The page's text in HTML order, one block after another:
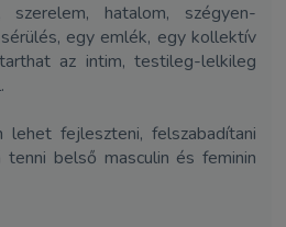
szerelem, hatalom, szégyen-
egy emlék, egy kollektív
az intim, testileg-lelkileg
lehet fejleszteni, felszabadítani
tenni belső masculin és feminin